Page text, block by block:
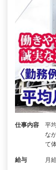
仕事内容
平
な
て
給与 月